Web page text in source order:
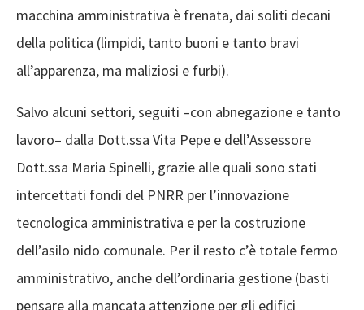
macchina amministrativa è frenata, dai soliti decani
della politica (limpidi, tanto buoni e tanto bravi
all’apparenza, ma maliziosi e furbi).
Salvo alcuni settori, seguiti –con abnegazione e tanto
lavoro– dalla Dott.ssa Vita Pepe e dell’Assessore
Dott.ssa Maria Spinelli, grazie alle quali sono stati
intercettati fondi del PNRR per l’innovazione
tecnologica amministrativa e per la costruzione
dell’asilo nido comunale. Per il resto c’è totale fermo
amministrativo, anche dell’ordinaria gestione (basti
pensare alla mancata attenzione per gli edifici